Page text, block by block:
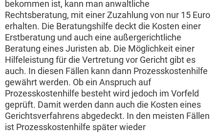
bekommen ist, kann man anwaltliche
Rechtsberatung, mit einer Zuzahlung von nur 15 Euro
erhalten. Die Beratungshilfe deckt die Kosten einer
Erstberatung und auch eine außergerichtliche
Beratung eines Juristen ab. Die Möglichkeit einer
Hilfeleistung für die Vertretung vor Gericht gibt es
auch. In diesen Fällen kann dann Prozesskostenhilfe
gewährt werden. Ob ein Anspruch auf
Prozesskostenhilfe besteht wird jedoch im Vorfeld
geprüft. Damit werden dann auch die Kosten eines
Gerichtsverfahrens abgedeckt. In den meisten Fällen
ist Prozesskostenhilfe später wieder